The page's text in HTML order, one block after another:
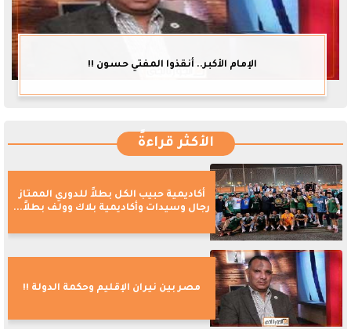
الإمام الأكبر.. أنقذوا المفتي حسون !!
الأكثر قراءةً
أكاديمية حبيب الكل بطلاً للدوري الممتاز
رجال وسيدات وأكاديمية بلاك وولف بطلاً...
مصر بين نيران الإقليم وحكمة الدولة !!